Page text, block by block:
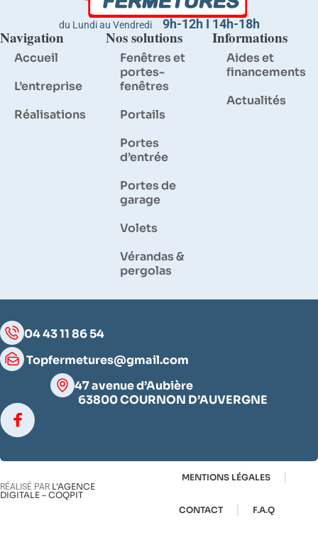
du Lundi au Vendredi 9h-12h I 14h-18h
Navigation
Accueil
L’entreprise
Réalisations
Nos solutions
Fenêtres et
portes-
fenêtres
Portails
Portes
d’entrée
Portes de
garage
Volets
Vérandas &
pergolas
Informations
Aides et
financements
Actualités
04 43 11 86 54
Topfermetures@gmail.com
47 avenue d’Aubière
63800 COURNON D’AUVERGNE
RÉALISÉ PAR L’AGENCE
DIGITALE – COQPIT
MENTIONS LÉGALES
CONTACT F.A.Q